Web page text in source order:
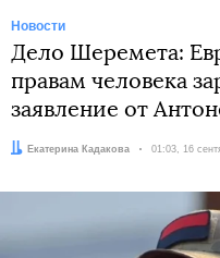
Новости
Дело Шеремета:
правам человека
заявление от
Автор:Екатерина Кадакова Дата:
01:03, 16